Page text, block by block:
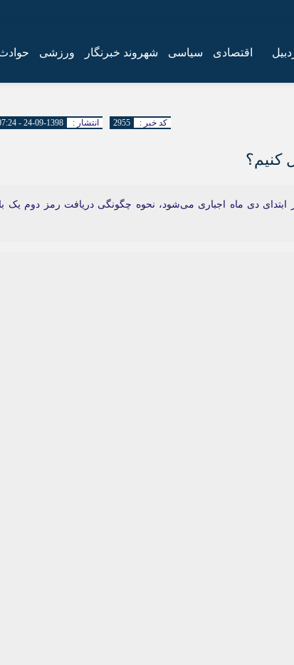
اقتصادی سیاسی شهروند خبرنگار ورزشی
انتشار : 1398-09-24 - 07:24 کد خبر : 2955
کنیم؟
دی ماه اجباری می‌شود، نحوه چگونگی دریافت رمز دوم یک